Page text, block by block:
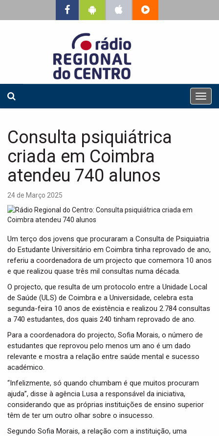
T
o
o
n
Consulta psiquiátrica
criada em Coimbra
atendeu 740 alunos
24 de Março 2025
Um terço dos jovens que procuraram a Consulta de Psiquiatria
do Estudante Universitário em Coimbra tinha reprovado de ano,
referiu a coordenadora de um projecto que comemora 10 anos
e que realizou quase três mil consultas numa década.
O projecto, que resulta de um protocolo entre a Unidade Local
de Saúde (ULS) de Coimbra e a Universidade, celebra esta
segunda-feira 10 anos de existência e realizou 2.784 consultas
a 740 estudantes, dos quais 240 tinham reprovado de ano.
Para a coordenadora do projecto, Sofia Morais, o número de
estudantes que reprovou pelo menos um ano é um dado
relevante e mostra a relação entre saúde mental e sucesso
académico.
“Infelizmente, só quando chumbam é que muitos procuram
ajuda”, disse à agência Lusa a responsável da iniciativa,
considerando que as próprias instituições de ensino superior
têm de ter um outro olhar sobre o insucesso.
Segundo Sofia Morais, a relação com a instituição, uma